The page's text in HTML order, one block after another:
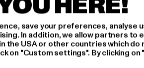
Art.Nr: 1501KC-00195
Hersteller: TB
Dr.-Robert-Murjahn-
save your preferences, analyse
In addition, we allow partners to
the USA or other countries which do
on "Custom settings". By clicking